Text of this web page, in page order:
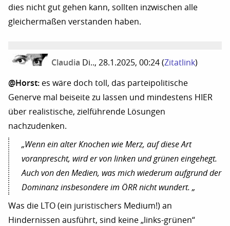
dies nicht gut gehen kann, sollten inzwischen alle
gleichermaßen verstanden haben.
Claudia Di.., 28.1.2025, 00:24 (Zitatlink)
@Horst: es wäre doch toll, das parteipolitische
Generve mal beiseite zu lassen und mindestens HIER
über realistische, zielführende Lösungen
nachzudenken.
„Wenn ein alter Knochen wie Merz, auf diese Art
voranprescht, wird er von linken und grünen eingehegt.
Auch von den Medien, was mich wiederum aufgrund der
Dominanz insbesondere im ÖRR nicht wundert. „
Was die LTO (ein juristischers Medium!) an
Hindernissen ausführt, sind keine „links-grünen“